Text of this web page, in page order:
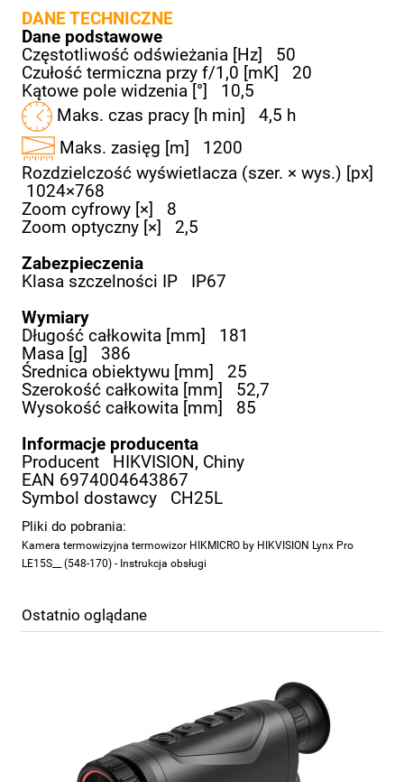
DANE TECHNICZNE
Dane podstawowe
Częstotliwość odświeżania [Hz]
50
Czułość termiczna przy f/1,0 [mK]
20
Kątowe pole widzenia [°]
10,5
Maks. czas pracy [h min]
4,5 h
Maks. zasięg [m]
1200
Rozdzielczość wyświetlacza (szer. × wys.) [px]
1024×768
Zoom cyfrowy [×]
8
Zoom optyczny [×] 2,5
Zabezpieczenia
Klasa szczelności IP IP67
Wymiary
Długość całkowita [mm]
181
Masa [g]
386
Średnica obiektywu [mm]
25
Szerokość całkowita [mm]
52,7
Wysokość całkowita [mm]
85
Informacje producenta
Producent HIKVISION, Chiny
EAN 6974004643867
Symbol dostawcy CH25L
Pliki do pobrania:
Kamera termowizyjna termowizor HIKMICRO by HIKVISION Lynx Pro
LE15S__ (548-170) - Instrukcja obsługi
Ostatnio oglądane